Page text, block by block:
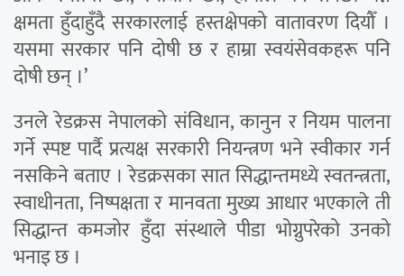
क्षमता हुँदाहुँदै सरकारलाई हस्तक्षेपको वातावरण दियौँ ।
यसमा सरकार पनि दोषी छ र हाम्रा स्वयंसेवकहरू पनि
दोषी छन् ।’
उनले रेडक्रस नेपालको संविधान, कानुन र नियम पालना
गर्ने स्पष्ट पार्दै प्रत्यक्ष सरकारी नियन्त्रण भने स्वीकार गर्न
नसकिने बताए । रेडक्रसका सात सिद्धान्तमध्ये स्वतन्त्रता,
स्वाधीनता, निष्पक्षता र मानवता मुख्य आधार भएकाले ती
सिद्धान्त कमजोर हुँदा संस्थाले पीडा भोग्नुपरेको उनको
भनाइ छ ।